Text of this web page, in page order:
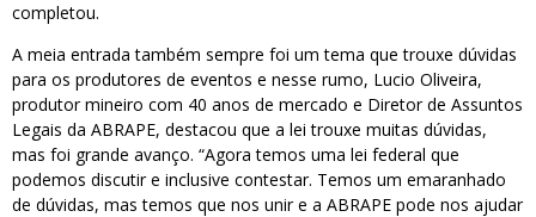
completou.
A meia entrada também sempre foi um tema que trouxe dúvidas
para os produtores de eventos e nesse rumo, Lucio Oliveira,
produtor mineiro com 40 anos de mercado e Diretor de Assuntos
Legais da ABRAPE, destacou que a lei trouxe muitas dúvidas,
mas foi grande avanço. “Agora temos uma lei federal que
podemos discutir e inclusive contestar. Temos um emaranhado
de dúvidas, mas temos que nos unir e a ABRAPE pode nos ajudar